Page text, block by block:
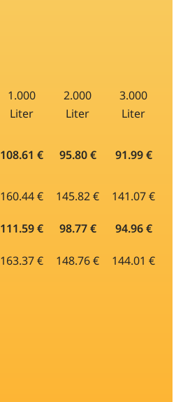
1.000
Liter
2.000
Liter
3.000
Liter
108.61 € 95.80 € 91.99 €
160.44 € 145.82 € 141.07 €
111.59 € 98.77 € 94.96 €
163.37 € 148.76 € 144.01 €